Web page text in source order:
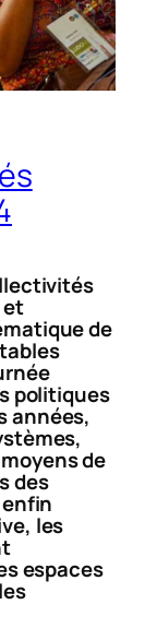
et
de
politiques
années,
de
des
les
espaces